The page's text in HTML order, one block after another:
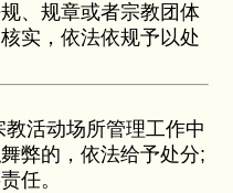
、规章或者宗教团体
实，依法依规予以处
活动场所管理工作中
弊的，依法给予处分;
任。